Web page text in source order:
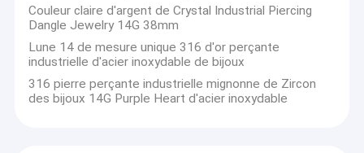
Aperçu
Couleur claire d'argent de Crystal Industrial Piercing
Dangle Jewelry 14G 38mm
Lune 14 de mesure unique 316 d'or perçante
industrielle d'acier inoxydable de bijoux
316 pierre perçante industrielle mignonne de Zircon
des bijoux 14G Purple Heart d'acier inoxydable